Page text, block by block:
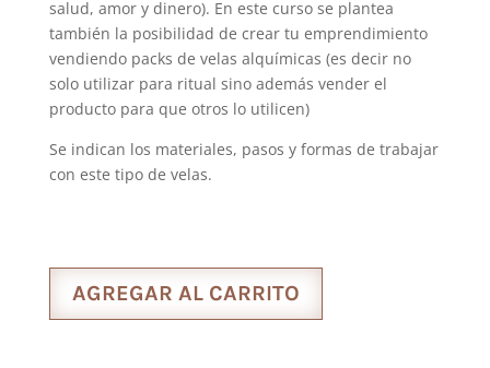
salud, amor y dinero). En este curso se plantea
también la posibilidad de crear tu emprendimiento
vendiendo packs de velas alquímicas (es decir no
solo utilizar para ritual sino además vender el
producto para que otros lo utilicen)
Se indican los materiales, pasos y formas de trabajar
con este tipo de velas.
AGREGAR AL CARRITO